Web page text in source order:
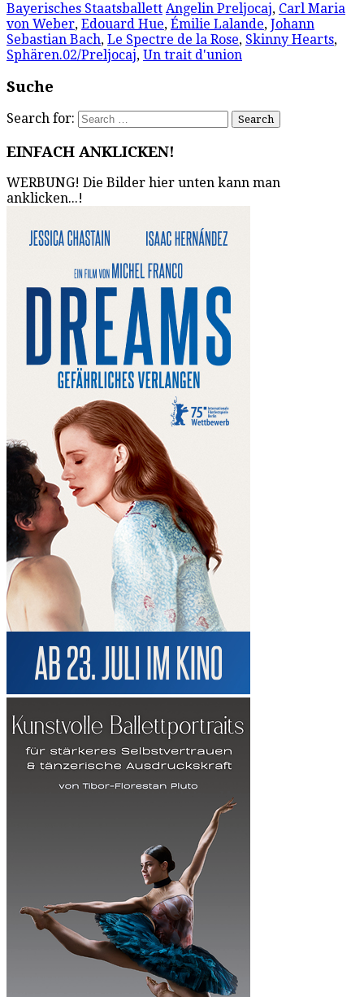
Bayerisches Staatsballett Angelin Preljocaj, Carl Maria
von Weber, Edouard Hue, Émilie Lalande, Johann
Sebastian Bach, Le Spectre de la Rose, Skinny Hearts,
Sphären.02/Preljocaj, Un trait d'union
Suche
Search for:
EINFACH ANKLICKEN!
WERBUNG! Die Bilder hier unten kann man
anklicken...!